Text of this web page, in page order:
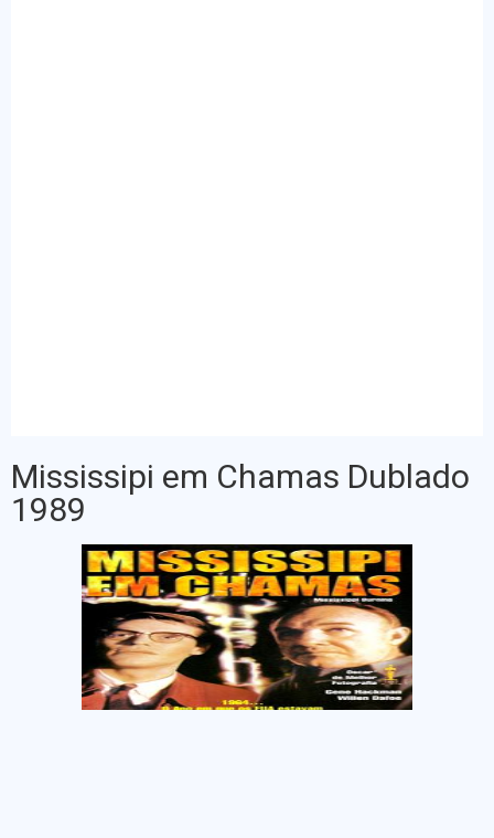
Mississipi em Chamas Dublado
1989